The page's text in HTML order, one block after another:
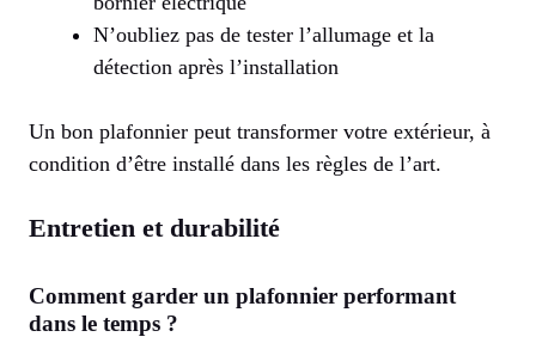
N’oubliez pas de tester l’allumage et la
détection après l’installation
Un bon plafonnier peut transformer votre extérieur, à
condition d’être installé dans les règles de l’art.
Entretien et durabilité
Comment garder un plafonnier performant
dans le temps ?